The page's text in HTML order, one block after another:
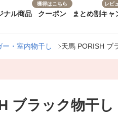
ナル商品
獲得はこちら
クーポン まとめ割
レビ
キャ
ー・室内物干し 天馬 PORISH ブ
ブラック物干し